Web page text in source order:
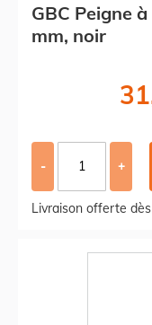
GBC Peigne
mm, noir
- +
Livraison offerte dès